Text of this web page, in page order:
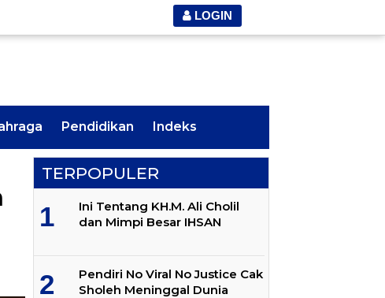
LOGIN
Pendidikan Indeks
TERPOPULER
Ini Tentang KH.M. Ali Cholil
dan Mimpi Besar IHSAN
Pendiri No Viral No Justice Cak
Sholeh Meninggal Dunia